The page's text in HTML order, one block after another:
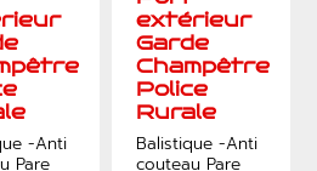
-Anti
Pare
extérieur
Garde
Champêtre
Police
Rurale
Balistique -Anti
couteau Pare